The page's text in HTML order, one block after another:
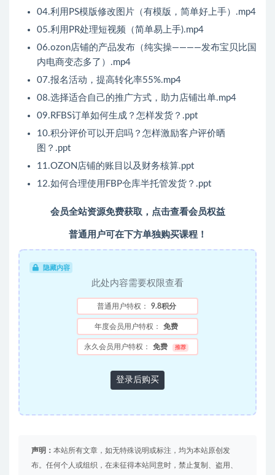
04.利用PS模版修改图片（有模版，简单好上手）.mp4
05.利用PR处理短视频（简单易上手).mp4
06.ozon店铺的产品发布（纯实操————发布宝贝比国
内电商变态多了）.mp4
07.报名活动，提高转化率55%.mp4
08.选择适合自己的推广方式，助力店铺出单.mp4
09.RFBS订单如何生成？怎样发货？.ppt
10.积分评价可以开启吗？怎样激励客户评价晒
图？.ppt
11.OZON店铺的账目以及财务核算.ppt
12.如何合理使用FBP仓库半托管发货？.ppt
会员全站资源免费获取， 点击查看会员权益
普通用户可在下方单独购买课程！
隐藏内容
此处内容需要权限查看
普通用户特权： 9.8积分
年度会员用户特权： 免费
永久会员用户特权： 免费 推荐
登录后购买
声明： 本站所有文章，如无特殊说明或标注，均为本站原创发
布。任何个人或组织，在未征得本站同意时，禁止复制、盗用、